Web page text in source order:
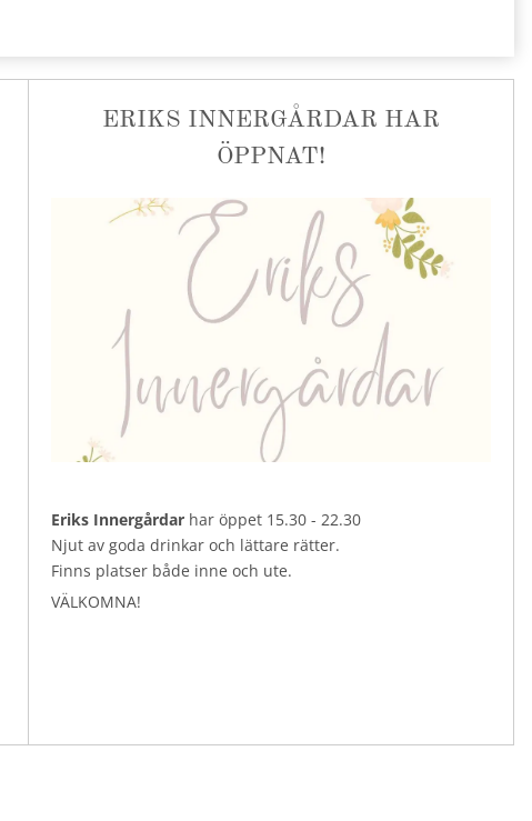
ERIKS INNERGÅRDAR HAR
ÖPPNAT!
Eriks Innergårdarhar öppet 15.30 - 22.30
Njut av goda drinkar och lättare rätter.
Finns platser både inne och ute.
VÄLKOMNA!